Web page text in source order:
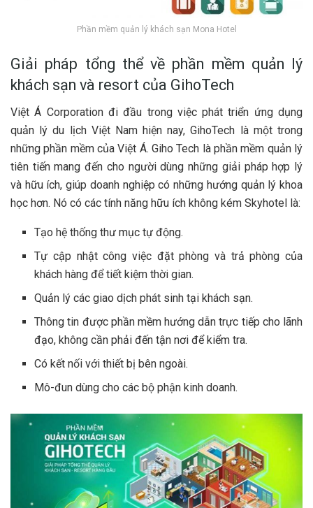
Phần mềm quản lý khách sạn Mona Hotel
Giải pháp tổng thể về phần mềm quản lý
khách sạn và resort của GihoTech
Việt Á Corporation đi đầu trong việc phát triển ứng dụng
quản lý du lịch Việt Nam hiện nay, GihoTech là một trong
những phần mềm của Việt Á. Giho Tech là phần mềm quản lý
tiên tiến mang đến cho người dùng những giải pháp hợp lý
và hữu ích, giúp doanh nghiệp có những hướng quản lý khoa
học hơn. Nó có các tính năng hữu ích không kém Skyhotel là:
Tạo hệ thống thư mục tự động.
Tự cập nhật công việc đặt phòng và trả phòng của
khách hàng để tiết kiệm thời gian.
Quản lý các giao dịch phát sinh tại khách sạn.
Thông tin được phần mềm hướng dẫn trực tiếp cho lãnh
đạo, không cần phải đến tận nơi để kiểm tra.
Có kết nối với thiết bị bên ngoài.
Mô-đun dùng cho các bộ phận kinh doanh.